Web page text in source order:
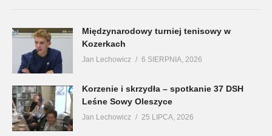
Międzynarodowy turniej tenisowy w
Kozerkach
Jan Lechowicz 6 SIERPNIA, 2026
Korzenie i skrzydła – spotkanie 37 DSH
Leśne Sowy Oleszyce
Jan Lechowicz 25 LIPCA, 2026